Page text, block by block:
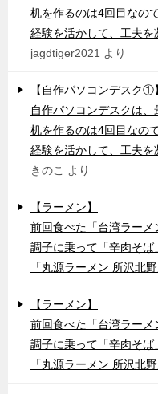
机を作るのは4回目なの
経験を活かして、工夫
jagdtiger2021 より
【自作パソコンデスク①】
自作パソコンデスクは
机を作るのは4回目なの
経験を活かして、工夫
きのこ
より
【ラーメン】
前回食べた「台湾ラー
調子に乗って「辛肉そ
「丸源ラーメン 所沢北
【ラーメン】
前回食べた「台湾ラー
調子に乗って「辛肉そ
「丸源ラーメン 所沢北